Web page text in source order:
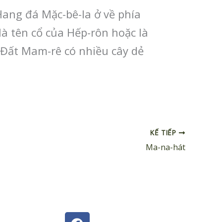
đá Mặc-bê-la ở về phía
tên cổ của Hếp-rôn hoặc là
Mam-rê có nhiều cây dẻ
KẾ TIẾP
Ma-na-hát
F